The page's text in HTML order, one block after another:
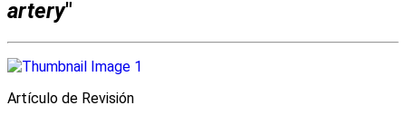
artery"
Artículo de Revisión